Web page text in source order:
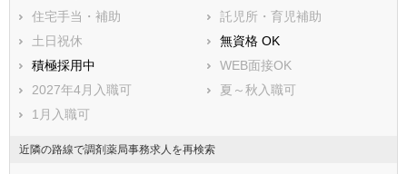
住宅手当・補助
託児所・育児補助
土日祝休
無資格 OK
積極採用中
WEB面接OK
2027年4月入職可
夏～秋入職可
1月入職可
近隣の路線で調剤薬局事務求人を再検索